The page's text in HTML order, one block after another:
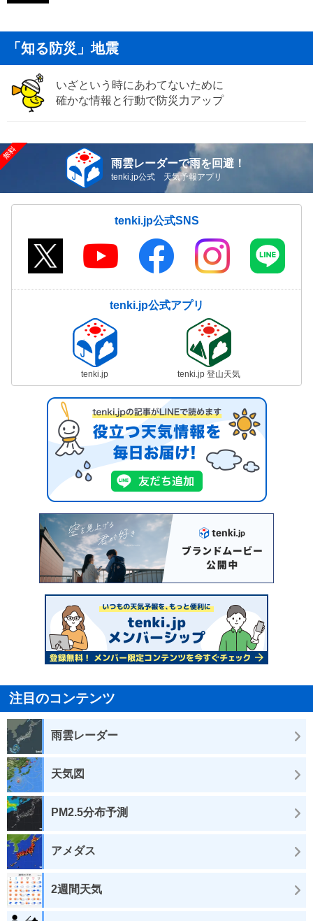
「知る防災」地震
いざという時にあわてないために
確かな情報と行動で防災力アップ
雨雲レーダーで雨を回避！
tenki.jp公式 天気予報アプリ
tenki.jp公式SNS
tenki.jp公式アプリ
tenki.jp tenki.jp 登山天気
注目のコンテンツ
雨雲レーダー
天気図
PM2.5分布予測
アメダス
2週間天気